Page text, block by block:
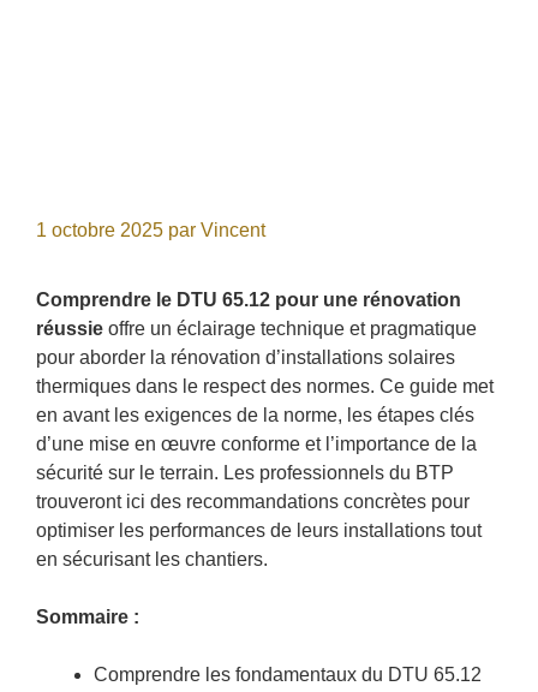
1 octobre 2025 par Vincent
Comprendre le DTU 65.12 pour une rénovation
réussie offre un éclairage technique et pragmatique
pour aborder la rénovation d’installations solaires
thermiques dans le respect des normes. Ce guide met
en avant les exigences de la norme, les étapes clés
d’une mise en œuvre conforme et l’importance de la
sécurité sur le terrain. Les professionnels du BTP
trouveront ici des recommandations concrètes pour
optimiser les performances de leurs installations tout
en sécurisant les chantiers.
Sommaire :
Comprendre les fondamentaux du DTU 65.12